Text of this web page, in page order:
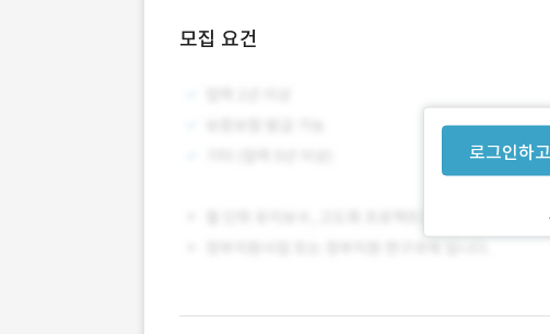
모집 요건
로그인하